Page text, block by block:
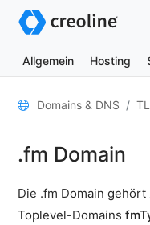
Allgemein Hosting
Allgemein
Kontakte
TLD-
Domains & DNS
.fm Domain
Die .fm Domain
Toplevel-Domains